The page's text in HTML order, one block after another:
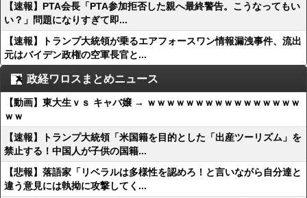
【速報】PTA会長「PTA参加拒否した親へ最終警告。こうなってもい
い？」問題になりすぎて即...
【速報】トランプ大統領が乗るエアフォースワン情報漏洩事件、流出
元はバイデン政権の空軍長官と...
政経ワロスまとめニュース
【動画】東大生ｖｓ キャバ嬢 → ｗｗｗｗｗｗｗｗｗｗｗｗｗｗｗｗ
ｗｗ
【速報】トランプ大統領「米国籍を目的とした「出産ツーリズム」を
禁止する！中国人が子供の国籍...
【悲報】落語家「リベラルは多様性を認めろ！と言いながら自分達と
違う意見には執拗に攻撃してく...